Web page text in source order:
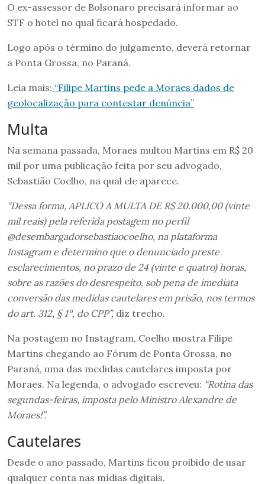
O ex-assessor de Bolsonaro precisará informar ao
STF o hotel no qual ficará hospedado.
Logo após o término do julgamento, deverá retornar
a Ponta Grossa, no Paraná.
Leia mais: “Filipe Martins pede a Moraes dados de
geolocalização para contestar denúncia”
Multa
Na semana passada, Moraes multou Martins em R$ 20
mil por uma publicação feita por seu advogado,
Sebastião Coelho, na qual ele aparece.
“Dessa forma, APLICO A MULTA DE R$ 20.000,00 (vinte
mil reais) pela referida postagem no perfil
@desembargadorsebastiaocoelho, na plataforma
Instagram e determino que o denunciado preste
esclarecimentos, no prazo de 24 (vinte e quatro) horas,
sobre as razões do desrespeito, sob pena de imediata
conversão das medidas cautelares em prisão, nos termos
do art. 312, § 1º, do CPP”, diz trecho.
Na postagem no Instagram, Coelho mostra Filipe
Martins chegando ao Fórum de Ponta Grossa, no
Paraná, uma das medidas cautelares imposta por
Moraes. Na legenda, o advogado escreveu: “Rotina das
segundas-feiras, imposta pelo Ministro Alexandre de
Moraes!”.
Cautelares
Desde o ano passado, Martins ficou proibido de usar
qualquer conta nas mídias digitais.